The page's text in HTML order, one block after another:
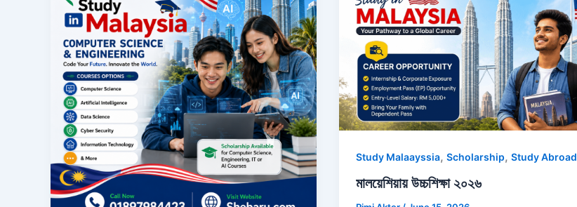
Study Malaayssia, Scholarship, Study Abroad
মালয়েশিয়ায় উচ্চশিক্ষা ২০২৬